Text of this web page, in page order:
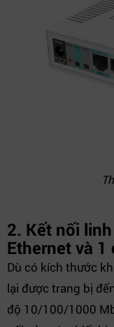
2. Kết nối
Ethernet và 1
Dù có kích thước
lại được trang bị
độ 10/100/1000